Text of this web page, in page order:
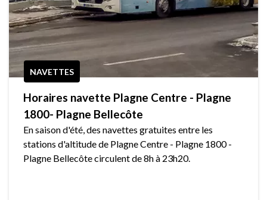
NAVETTES
Horaires navette Plagne Centre - Plagne
1800- Plagne Bellecôte
En saison d'été, des navettes gratuites entre les
stations d'altitude de Plagne Centre - Plagne 1800 -
Plagne Bellecôte circulent de 8h à 23h20.